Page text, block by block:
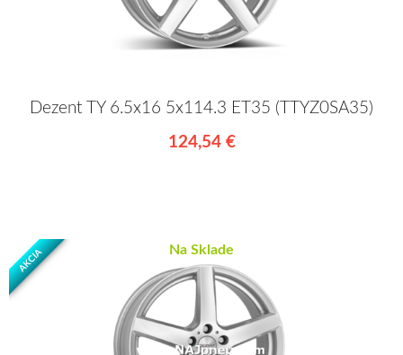
Dezent TY 6.5x16 5x114.3 ET35 (TTYZ0SA35)
124,54 €
AKCIA Na Sklade